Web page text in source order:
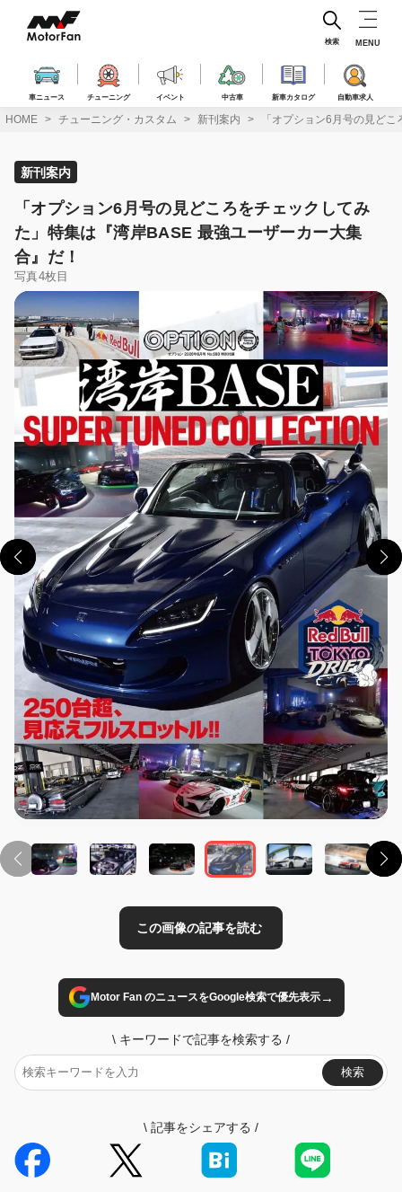
ス
車ニュース チューニング イベント 中古車 新車カタログ 自動車求人
検索 MENU
HOME チューニング・カスタム 新刊案内 「オプション6月号の見ど
新刊案内
「オプション6月号の見どころをチェックしてみ
た」特集は『湾岸BASE 最強ユーザーカー大集
合』だ！
写真4枚目
この画像の記事を読む
Motor Fan のニュースをGoogle検索で優先表示→
\ キーワードで記事を検索する /
検索
\ 記事をシェアする /